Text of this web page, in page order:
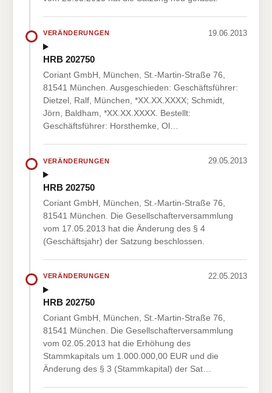
VERÄNDERUNGEN 19.06.2013
HRB 202750
Coriant GmbH, München, St.-Martin-Straße 76,
81541 München. Ausgeschieden: Geschäftsführer:
Dietzel, Ralf, München, *XX.XX.XXXX; Schmidt,
Jörn, Baldham, *XX.XX.XXXX. Bestellt:
Geschäftsführer: Horsthemke, Ol…
VERÄNDERUNGEN 29.05.2013
HRB 202750
Coriant GmbH, München, St.-Martin-Straße 76,
81541 München. Die Gesellschafterversammlung
vom 17.05.2013 hat die Änderung des § 4
(Geschäftsjahr) der Satzung beschlossen.
VERÄNDERUNGEN 22.05.2013
HRB 202750
Coriant GmbH, München, St.-Martin-Straße 76,
81541 München. Die Gesellschafterversammlung
vom 02.05.2013 hat die Erhöhung des
Stammkapitals um 1.000.000,00 EUR und die
Änderung des § 3 (Stammkapital) der Sat…